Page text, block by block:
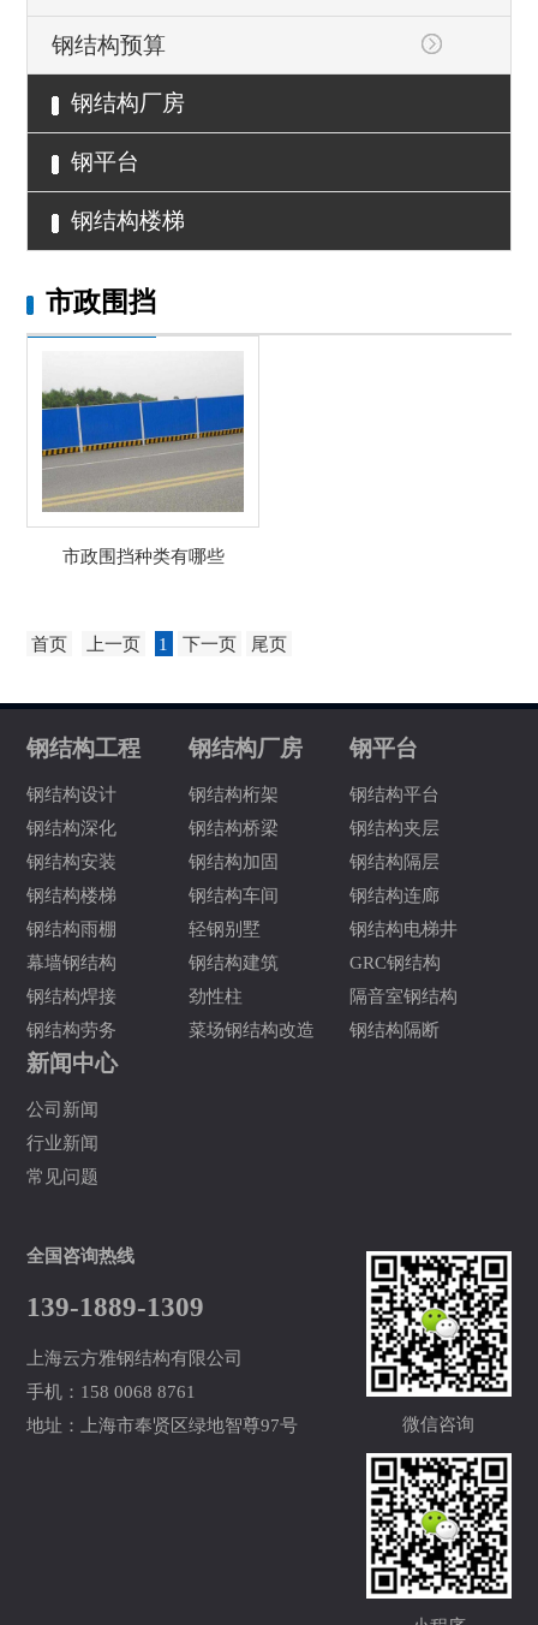
钢结构预算
钢结构厂房
钢平台
钢结构楼梯
市政围挡
市政围挡种类有哪些
首页 上一页 1 下一页 尾页
钢结构工程
钢结构设计
钢结构深化
钢结构安装
钢结构楼梯
钢结构雨棚
幕墙钢结构
钢结构焊接
钢结构劳务
钢结构厂房
钢结构桁架
钢结构桥梁
钢结构加固
钢结构车间
轻钢别墅
钢结构建筑
劲性柱
菜场钢结构改造
钢平台
钢结构平台
钢结构夹层
钢结构隔层
钢结构连廊
钢结构电梯井
GRC钢结构
隔音室钢结构
钢结构隔断
新闻中心
公司新闻
行业新闻
常见问题
全国咨询热线
139-1889-1309
上海云方雅钢结构有限公司
手机：158 0068 8761
地址：上海市奉贤区绿地智尊97号
微信咨询